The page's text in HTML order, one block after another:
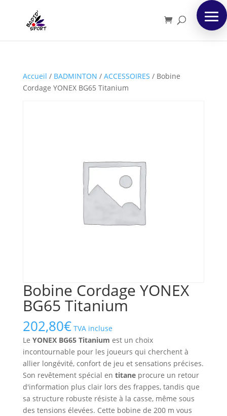
Accueil / BADMINTON / ACCESSOIRES / Bobine
Cordage YONEX BG65 Titanium
Bobine Cordage YONEX
BG65 Titanium
202,80€ TVA incluse
Le YONEX BG65 Titanium est un choix
incontournable pour les joueurs qui cherchent à
allier longévité, confort de jeu et sensations précises.
Son revêtement spécial en titaneprocure un retour
d'information plus clair lors des frappes, tandis que
sa structure robuste résiste à la casse, même sous
des tensions élevées. Cette bobine de 200 m vous